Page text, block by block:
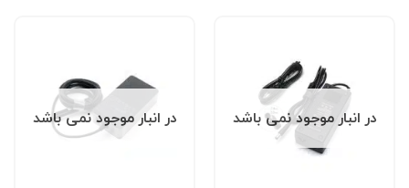
در انبار موجود نمی باشد در انبار موجود نمی باشد